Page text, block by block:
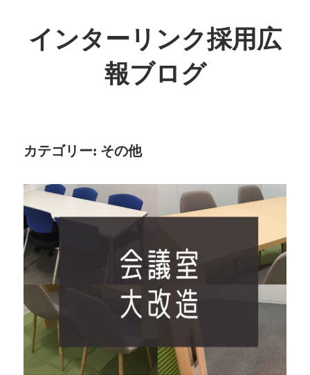
インターリンク採用広
報ブログ
カテゴリー: その他